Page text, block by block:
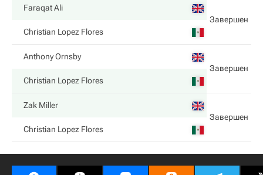
Faraqat Ali
Завершен
Christian Lopez Flores
Anthony Ornsby
Завершен
Christian Lopez Flores
Zak Miller
Завершен
Christian Lopez Flores